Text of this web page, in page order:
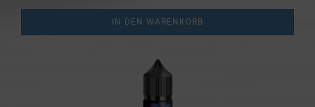
IN DEN WARENKORB